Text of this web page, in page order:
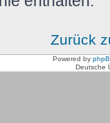
Zurück
Powered by
Deutsche